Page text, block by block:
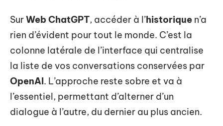
SurWeb ChatGPT, accéder à l’historique n’a
rien d’évident pour tout le monde. C’est la
colonne latérale de l’interface qui centralise
la liste de vos conversations conservées par
OpenAI. L’approche reste sobre et va à
l’essentiel, permettant d’alterner d’un
dialogue à l’autre, du dernier au plus ancien.